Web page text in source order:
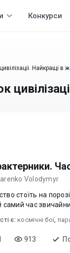
Конкурси
Найкращі в
Volodymyr
стоїть на
самий час
є:космічні бої,
913